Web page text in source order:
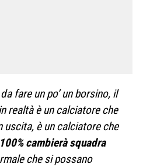
fare un po’ un borsino, il
realtà è un calciatore che
uscita, è un calciatore che
cambierà squadra
che si possano